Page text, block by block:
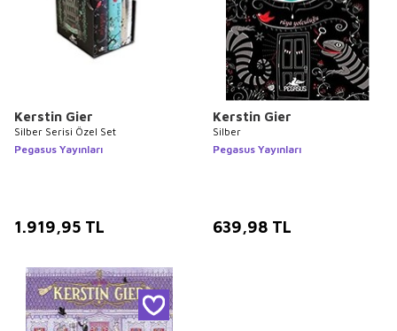
Kerstin Gier
Silber Serisi Özel Set
Pegasus Yayınları
1.919,95 TL
Kerstin Gier
Silber
Pegasus Yayınları
639,98 TL